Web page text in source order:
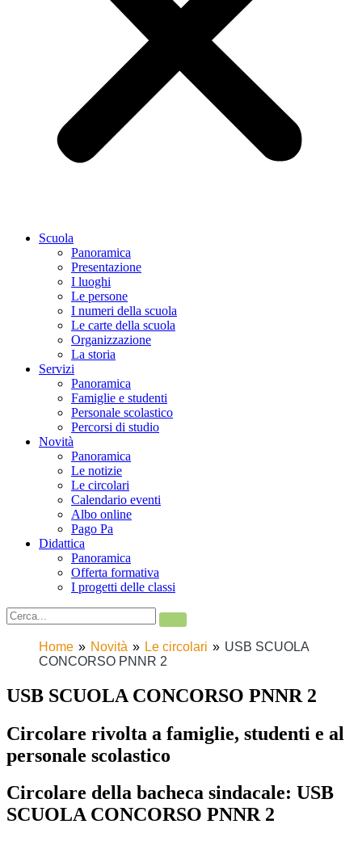
Scuola
Panoramica
Presentazione
I luoghi
Le persone
I numeri della scuola
Le carte della scuola
Organizzazione
La storia
Servizi
Panoramica
Famiglie e studenti
Personale scolastico
Percorsi di studio
Novità
Panoramica
Le notizie
Le circolari
Calendario eventi
Albo online
Pago Pa
Didattica
Panoramica
Offerta formativa
I progetti delle classi
Home Novità Le circolari
USB SCUOLA
CONCORSO PNNR 2
USB SCUOLA CONCORSO PNNR 2
Circolare rivolta a famiglie, studenti e al
personale scolastico
Circolare della bacheca sindacale: USB
SCUOLA CONCORSO PNNR 2